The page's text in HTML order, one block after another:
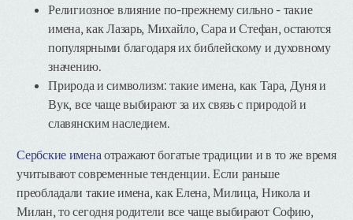
Религиозное влияние по-прежнему сильно - такие
имена, как Лазарь, Михайло, Сара и Стефан, остаются
популярными благодаря их библейскому и духовному
значению.
Природа и символизм: такие имена, как Тара, Дуня и
Вук, все чаще выбирают за их связь с природой и
славянским наследием.
Сербские именаотражают богатые традиции и в то же время
учитывают современные тенденции. Если раньше
преобладали такие имена, как Елена, Милица, Никола и
Милан, то сегодня родители все чаще выбирают Софию,